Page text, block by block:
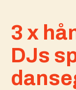
3 x
DJs